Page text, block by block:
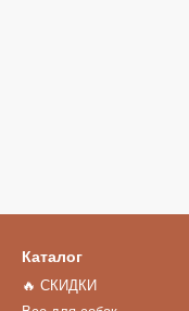
Каталог
🔥 СКИДКИ